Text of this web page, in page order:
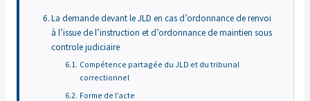
La demande devant le JLD en cas d’ordonnance de renvoi
à l’issue de l’instruction et d’ordonnance de maintien sous
controle judiciaire
Compétence partagée du JLD et du tribunal
correctionnel
Forme de l’acte